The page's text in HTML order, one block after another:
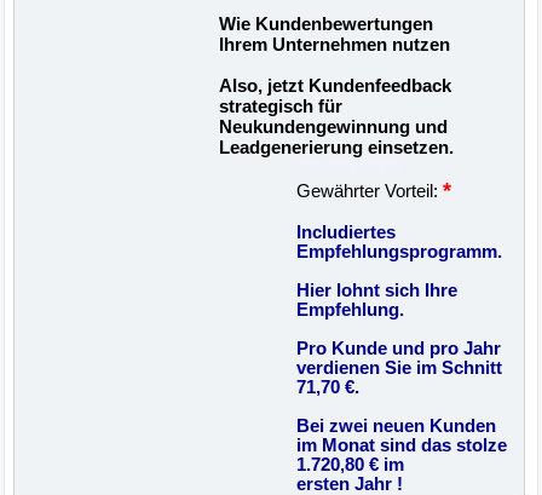
Wie Kundenbewertungen
Ihrem Unternehmen nutzen
Also, jetzt Kundenfeedback
strategisch für
Neukundengewinnung und
Leadgenerierung einsetzen.
Gewährter Vorteil: *
Includiertes
Empfehlungsprogramm.
Hier lohnt sich Ihre
Empfehlung.
Pro Kunde und pro Jahr
verdienen Sie im Schnitt
71,70 €.
Bei zwei neuen Kunden
im Monat sind das stolze
1.720,80 € im
ersten Jahr !